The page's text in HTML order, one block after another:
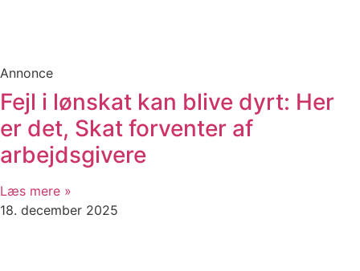
Annonce
Fejl i lønskat kan blive dyrt: Her
er det, Skat forventer af
arbejdsgivere
Læs mere »
18. december 2025